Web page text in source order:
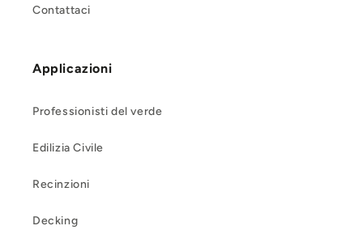
Contattaci
Applicazioni
Professionisti del verde
Edilizia Civile
Recinzioni
Decking